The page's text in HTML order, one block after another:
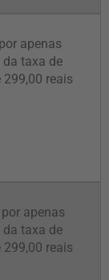
por apenas
taxa de
reais
por apenas
taxa de
reais